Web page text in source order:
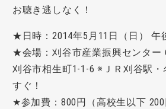
お聴き逃しなく！
★日時：2014年5月11日（日） 午
★会場：刈谷市産業振興センター
刈谷市相生町1-1-6 ※ＪＲ刈谷駅・
すぐ！
★参加費：800円（高校生以下 200